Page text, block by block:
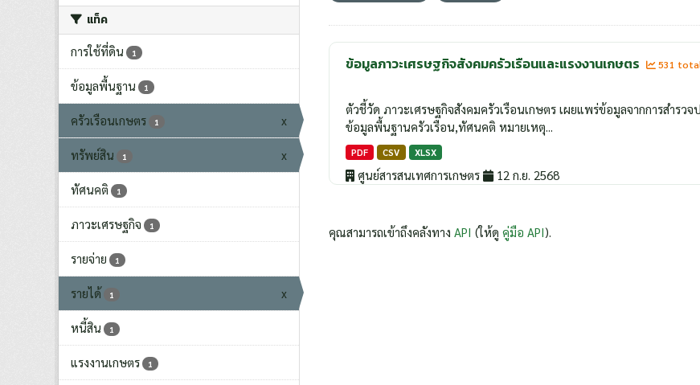
แท็ค
การใช้ที่ดิน 1
ข้อมูลพื้นฐาน 1
ครัวเรือนเกษตร 1 x
ทรัพย์สิน 1 x
ทัศนคติ 1
ภาวะเศรษฐกิจ 1
รายจ่าย 1
รายได้ 1 x
หนี้สิน 1
แรงงานเกษตร 1
ข้อมูลภาวะเศรษฐกิจสังคมครัวเรือนและแรงงานเกษตร 531
ตัวชี้วัด ภาวะเศรษฐกิจสังคมครัวเรือนเกษตร เผยแพร่ข้อมูลจากการสำร
ข้อมูลพื้นฐานครัวเรือน,ทัศนคติ หมายเหตุ...
PDF CSV XLSX
ศูนย์สารสนเทศการเกษตร 12 ก.ย. 2568
คุณสามารถเข้าถึงคลังทาง API (ให้ดู คู่มือ API).